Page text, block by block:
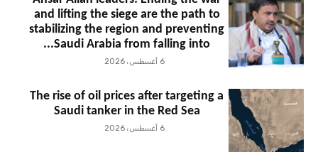
and lifting the siege are the path to
stabilizing the region and preventing
Saudi Arabia from falling into...
6 أغسطس، 2026
The rise of oil prices after targeting a
Saudi tanker in the Red Sea
6 أغسطس، 2026